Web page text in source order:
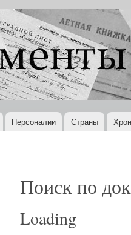
Персоналии Страны
Поиск по
Loading